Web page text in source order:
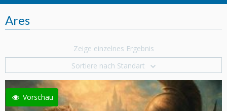
Ares
Zeige einzelnes Ergebnis
Sortiere nach Standart
Vorschau